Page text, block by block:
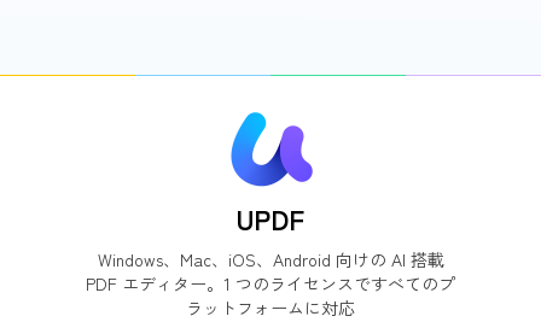
UPDF
Windows、Mac、iOS、Android 向けの AI 搭載
PDF エディター。1 つのライセンスですべてのプ
ラットフォームに対応